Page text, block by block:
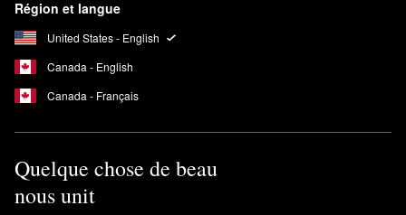
Région et langue
United States - English
Canada - English
Canada - Français
Quelque chose de beau
nous unit